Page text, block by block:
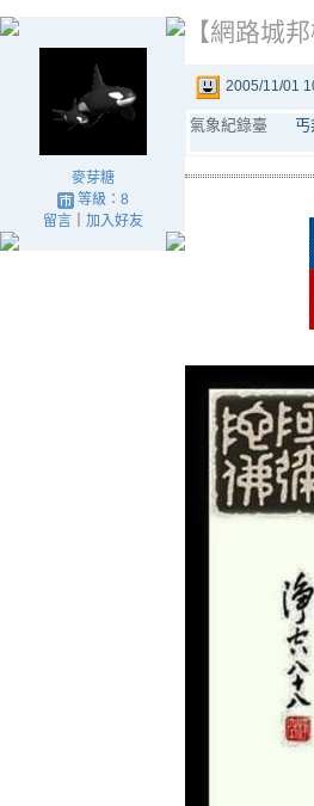
麥芽糖
等級：8
留言｜ 加入好友
【網路城
2005/11/01
氣象紀錄臺